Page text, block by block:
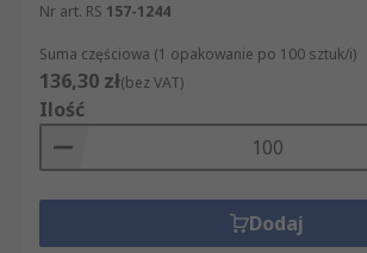
Nr art. RS 157-1244
Suma częściowa (1 opakowanie po 100 sztuk/i)
136,30 zł(bez VAT)
Ilość
Dodaj